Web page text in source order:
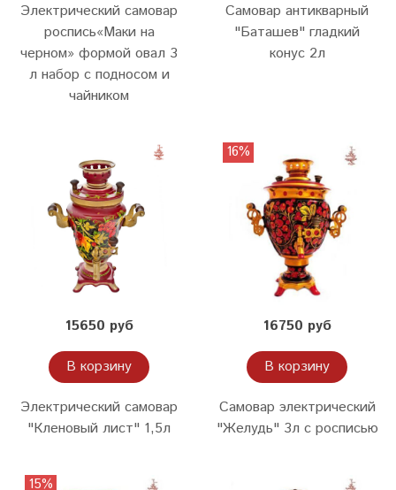
Электрический самовар
роспись«Маки на
черном» формой овал 3
л набор с подносом и
чайником
Самовар антикварный
"Баташев" гладкий
конус 2л
15650 руб
В корзину
Электрический самовар
"Кленовый лист" 1,5л
16%
16750 руб
В корзину
Самовар электрический
"Желудь" 3л с росписью
15%